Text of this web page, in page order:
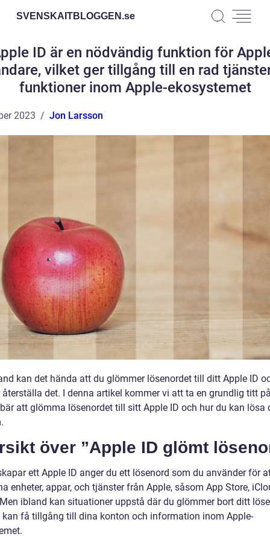
SVENSKAITBLOGGEN.se
ID är en nödvändig funktion för
vilket ger tillgång till en rad
funktioner inom Apple-ekosystemet
2023 Jon Larsson
kan det hända att du glömmer lösenordet till ditt Apple ID
återställa det. I denna artikel kommer vi att ta en grundlig titt
att glömma lösenordet till sitt Apple ID och hur du kan lösa
över ”Apple ID glömt
ett Apple ID anger du ett lösenord som du använder för
enheter, appar, och tjänster från Apple, såsom App Store,
ibland kan situationer uppstå där du glömmer bort ditt
kan få tillgång till dina konton och information inom Apple-